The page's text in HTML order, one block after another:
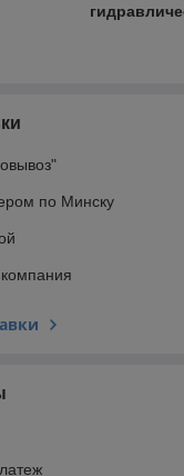
по Минску